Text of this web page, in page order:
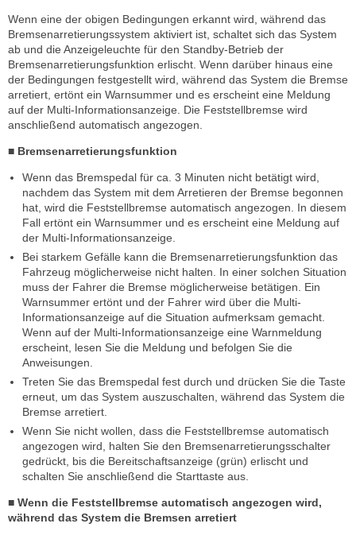
Wenn eine der obigen Bedingungen erkannt wird, während das
Bremsenarretierungssystem aktiviert ist, schaltet sich das System
ab und die Anzeigeleuchte für den Standby-Betrieb der
Bremsenarretierungsfunktion erlischt. Wenn darüber hinaus eine
der Bedingungen festgestellt wird, während das System die Bremse
arretiert, ertönt ein Warnsummer und es erscheint eine Meldung
auf der Multi-Informationsanzeige. Die Feststellbremse wird
anschließend automatisch angezogen.
■ Bremsenarretierungsfunktion
Wenn das Bremspedal für ca. 3 Minuten nicht betätigt wird,
nachdem das System mit dem Arretieren der Bremse begonnen
hat, wird die Feststellbremse automatisch angezogen. In diesem
Fall ertönt ein Warnsummer und es erscheint eine Meldung auf
der Multi-Informationsanzeige.
Bei starkem Gefälle kann die Bremsenarretierungsfunktion das
Fahrzeug möglicherweise nicht halten. In einer solchen Situation
muss der Fahrer die Bremse möglicherweise betätigen. Ein
Warnsummer ertönt und der Fahrer wird über die Multi-
Informationsanzeige auf die Situation aufmerksam gemacht.
Wenn auf der Multi-Informationsanzeige eine Warnmeldung
erscheint, lesen Sie die Meldung und befolgen Sie die
Anweisungen.
Treten Sie das Bremspedal fest durch und drücken Sie die Taste
erneut, um das System auszuschalten, während das System die
Bremse arretiert.
Wenn Sie nicht wollen, dass die Feststellbremse automatisch
angezogen wird, halten Sie den Bremsenarretierungsschalter
gedrückt, bis die Bereitschaftsanzeige (grün) erlischt und
schalten Sie anschließend die Starttaste aus.
■ Wenn die Feststellbremse automatisch angezogen wird,
während das System die Bremsen arretiert